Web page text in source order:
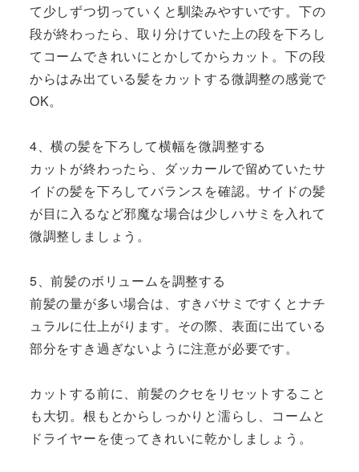
て少しずつ切っていくと馴染みやすいです。下の
段が終わったら、取り分けていた上の段を下ろし
てコームできれいにとかしてからカット。下の段
からはみ出ている髪をカットする微調整の感覚で
OK。
4、横の髪を下ろして横幅を微調整する
カットが終わったら、ダッカールで留めていたサ
イドの髪を下ろしてバランスを確認。サイドの髪
が目に入るなど邪魔な場合は少しハサミを入れて
微調整しましょう。
5、前髪のボリュームを調整する
前髪の量が多い場合は、すきバサミですくとナチ
ュラルに仕上がります。その際、表面に出ている
部分をすき過ぎないように注意が必要です。
カットする前に、前髪のクセをリセットすること
も大切。根もとからしっかりと濡らし、コームと
ドライヤーを使ってきれいに乾かしましょう。